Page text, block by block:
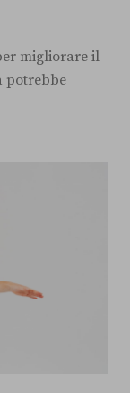
migliorare il
potrebbe